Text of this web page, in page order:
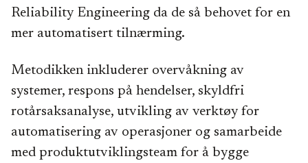
Reliability Engineering da de så behovet for en
mer automatisert tilnærming.
Metodikken inkluderer overvåkning av
systemer, respons på hendelser, skyldfri
rotårsaksanalyse, utvikling av verktøy for
automatisering av operasjoner og samarbeide
med produktutviklingsteam for å bygge